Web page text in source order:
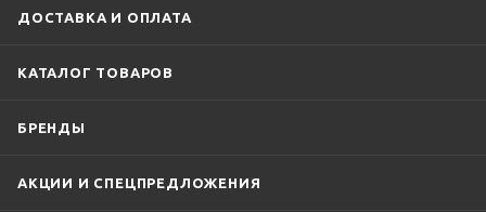
ДОСТАВКА И ОПЛАТА
КАТАЛОГ ТОВАРОВ
БРЕНДЫ
АКЦИИ И СПЕЦПРЕДЛОЖЕНИЯ